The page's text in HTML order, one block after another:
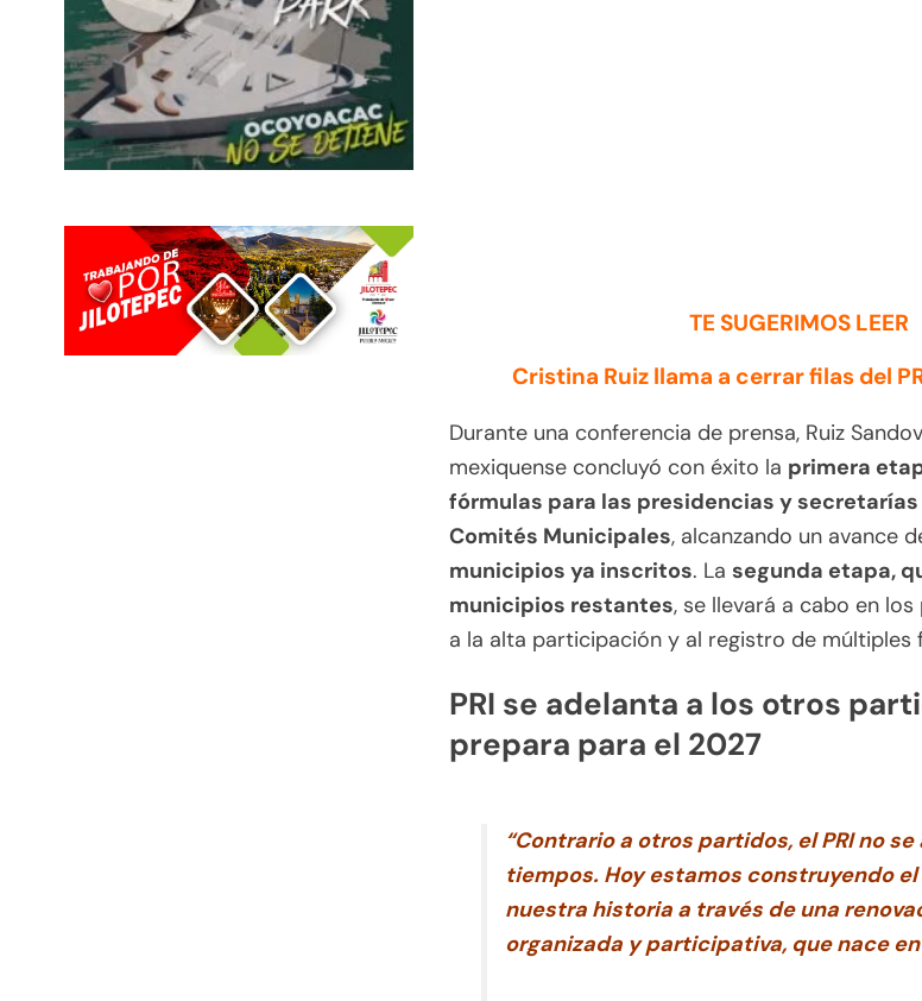
TE SUGERIMOS LEER
Cristina Ruiz llama a cerrar filas del
Durante una conferencia de prensa, Ruiz
mexiquense concluyó con éxito la primera
fórmulas para las presidencias y secretarías
Comités Municipales, alcanzando un avance
municipios ya inscritos. La segunda etapa,
municipios restantes, se llevará a cabo en
a la alta participación y al registro de múltiples
PRI se adelanta a los otros
prepara para el 2027
“Contrario a otros partidos, el PRI no
tiempos. Hoy estamos construyendo
nuestra historia a través de una
organizada y participativa, que nace